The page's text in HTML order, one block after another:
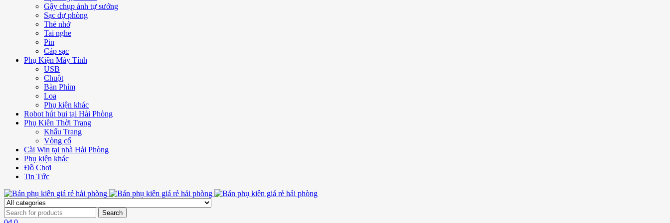
Gậy chụp ảnh tự sướng
Sạc dự phòng
Thẻ nhớ
Tai nghe
Pin
Cáp sạc
Phụ Kiện Máy Tính
USB
Chuột
Bàn Phím
Loa
Phụ kiện khác
Robot hút bui tại Hải Phòng
Phụ Kiên Thời Trang
Khẩu Trang
Vòng cổ
Cài Win tại nhà Hải Phòng
Phụ kiện khác
Đồ Chơi
Tin Tức